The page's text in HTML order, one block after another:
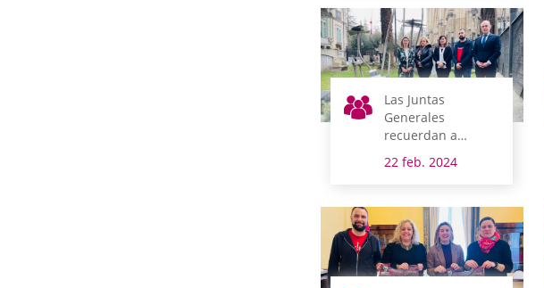
Las Juntas
Generales
recuerdan a
Fernando Buesa y
Jorge Díez 24 años
asesinato
22 feb. 2024